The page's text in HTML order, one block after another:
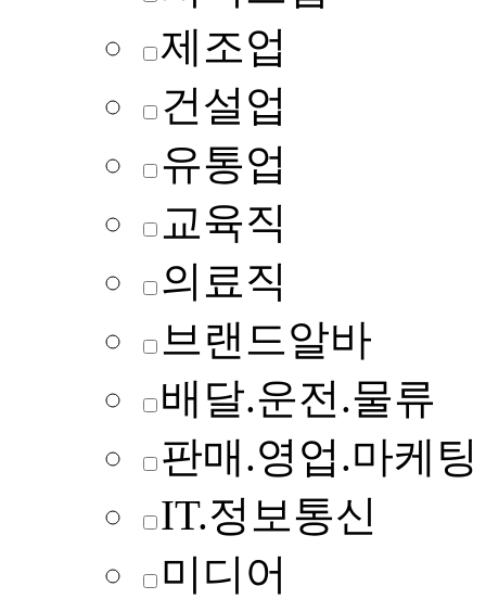
제조업
건설업
유통업
교육직
의료직
브랜드알바
배달.운전.물류
판매.영업.마케팅
IT.정보통신
미디어